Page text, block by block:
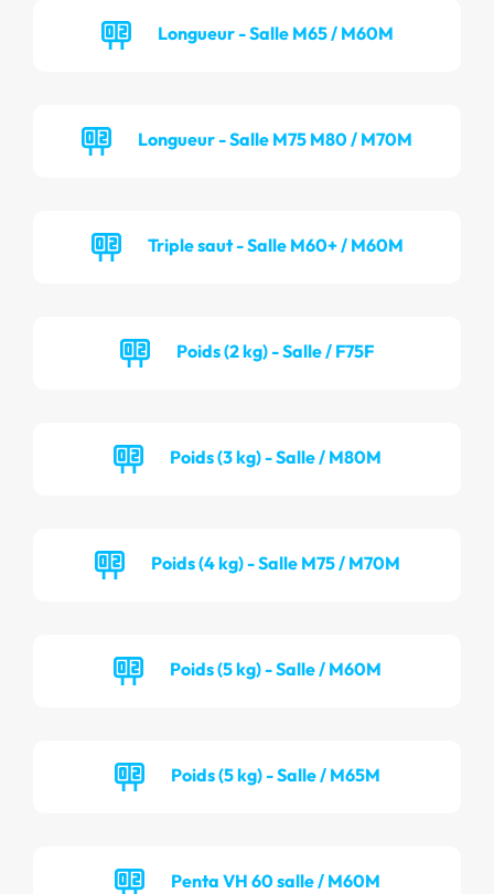
Longueur - Salle M65 / M60M
Longueur - Salle M75 M80 / M70M
Triple saut - Salle M60+ / M60M
Poids (2 kg) - Salle / F75F
Poids (3 kg) - Salle / M80M
Poids (4 kg) - Salle M75 / M70M
Poids (5 kg) - Salle / M60M
Poids (5 kg) - Salle / M65M
Penta VH 60 salle / M60M